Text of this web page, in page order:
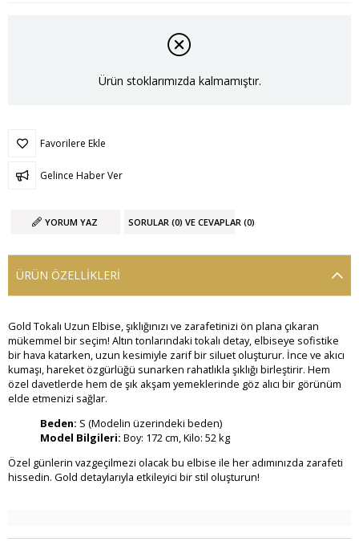
Ürün stoklarımızda kalmamıştır.
Favorilere Ekle
Gelince Haber Ver
YORUM YAZ SORULAR (0) VE CEVAPLAR (0)
ÜRÜN ÖZELLIKLERI
Gold Tokalı Uzun Elbise, şıklığınızı ve zarafetinizi ön plana çıkaran
mükemmel bir seçim! Altın tonlarındaki tokalı detay, elbiseye sofistike
bir hava katarken, uzun kesimiyle zarif bir siluet oluşturur. İnce ve akıcı
kumaşı, hareket özgürlüğü sunarken rahatlıkla şıklığı birleştirir. Hem
özel davetlerde hem de şık akşam yemeklerinde göz alıcı bir görünüm
elde etmenizi sağlar.
Beden: S (Modelin üzerindeki beden)
Model Bilgileri: Boy: 172 cm, Kilo: 52 kg
Özel günlerin vazgeçilmezi olacak bu elbise ile her adımınızda zarafeti
hissedin. Gold detaylarıyla etkileyici bir stil oluşturun!